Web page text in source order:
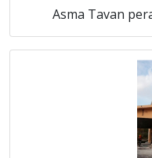
Asma Tavan